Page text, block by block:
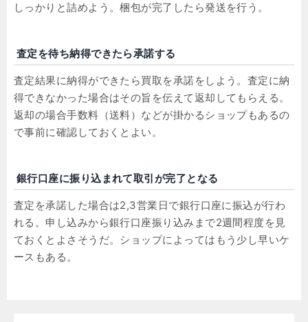
しっかりと詰めよう。梱包が完了したら発送を行う。
査定を待ち納得できたら承諾する
査定結果に納得ができたら買取を承諾をしよう。査定に納
得できなかった場合はその旨を伝えて返却してもらえる。
返却の場合手数料（送料）などが掛かるショップもあるの
で事前に確認しておくとよい。
銀行口座に振り込まれて取引が完了となる
査定を承諾した場合は2,3営業日で銀行口座に振込が行わ
れる。申し込みから銀行口座振り込みまで2週間程度を見
ておくとよさそうだ。ショップによってはもう少し早いケ
ースもある。